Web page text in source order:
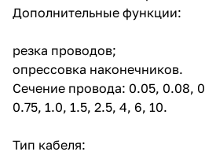
Дополнительные функции:
резка проводов;
опрессовка наконечников.
Сечение провода: 0.05, 0.08,
0.75, 1.0, 1.5, 2.5, 4, 6, 10.
Тип кабеля: